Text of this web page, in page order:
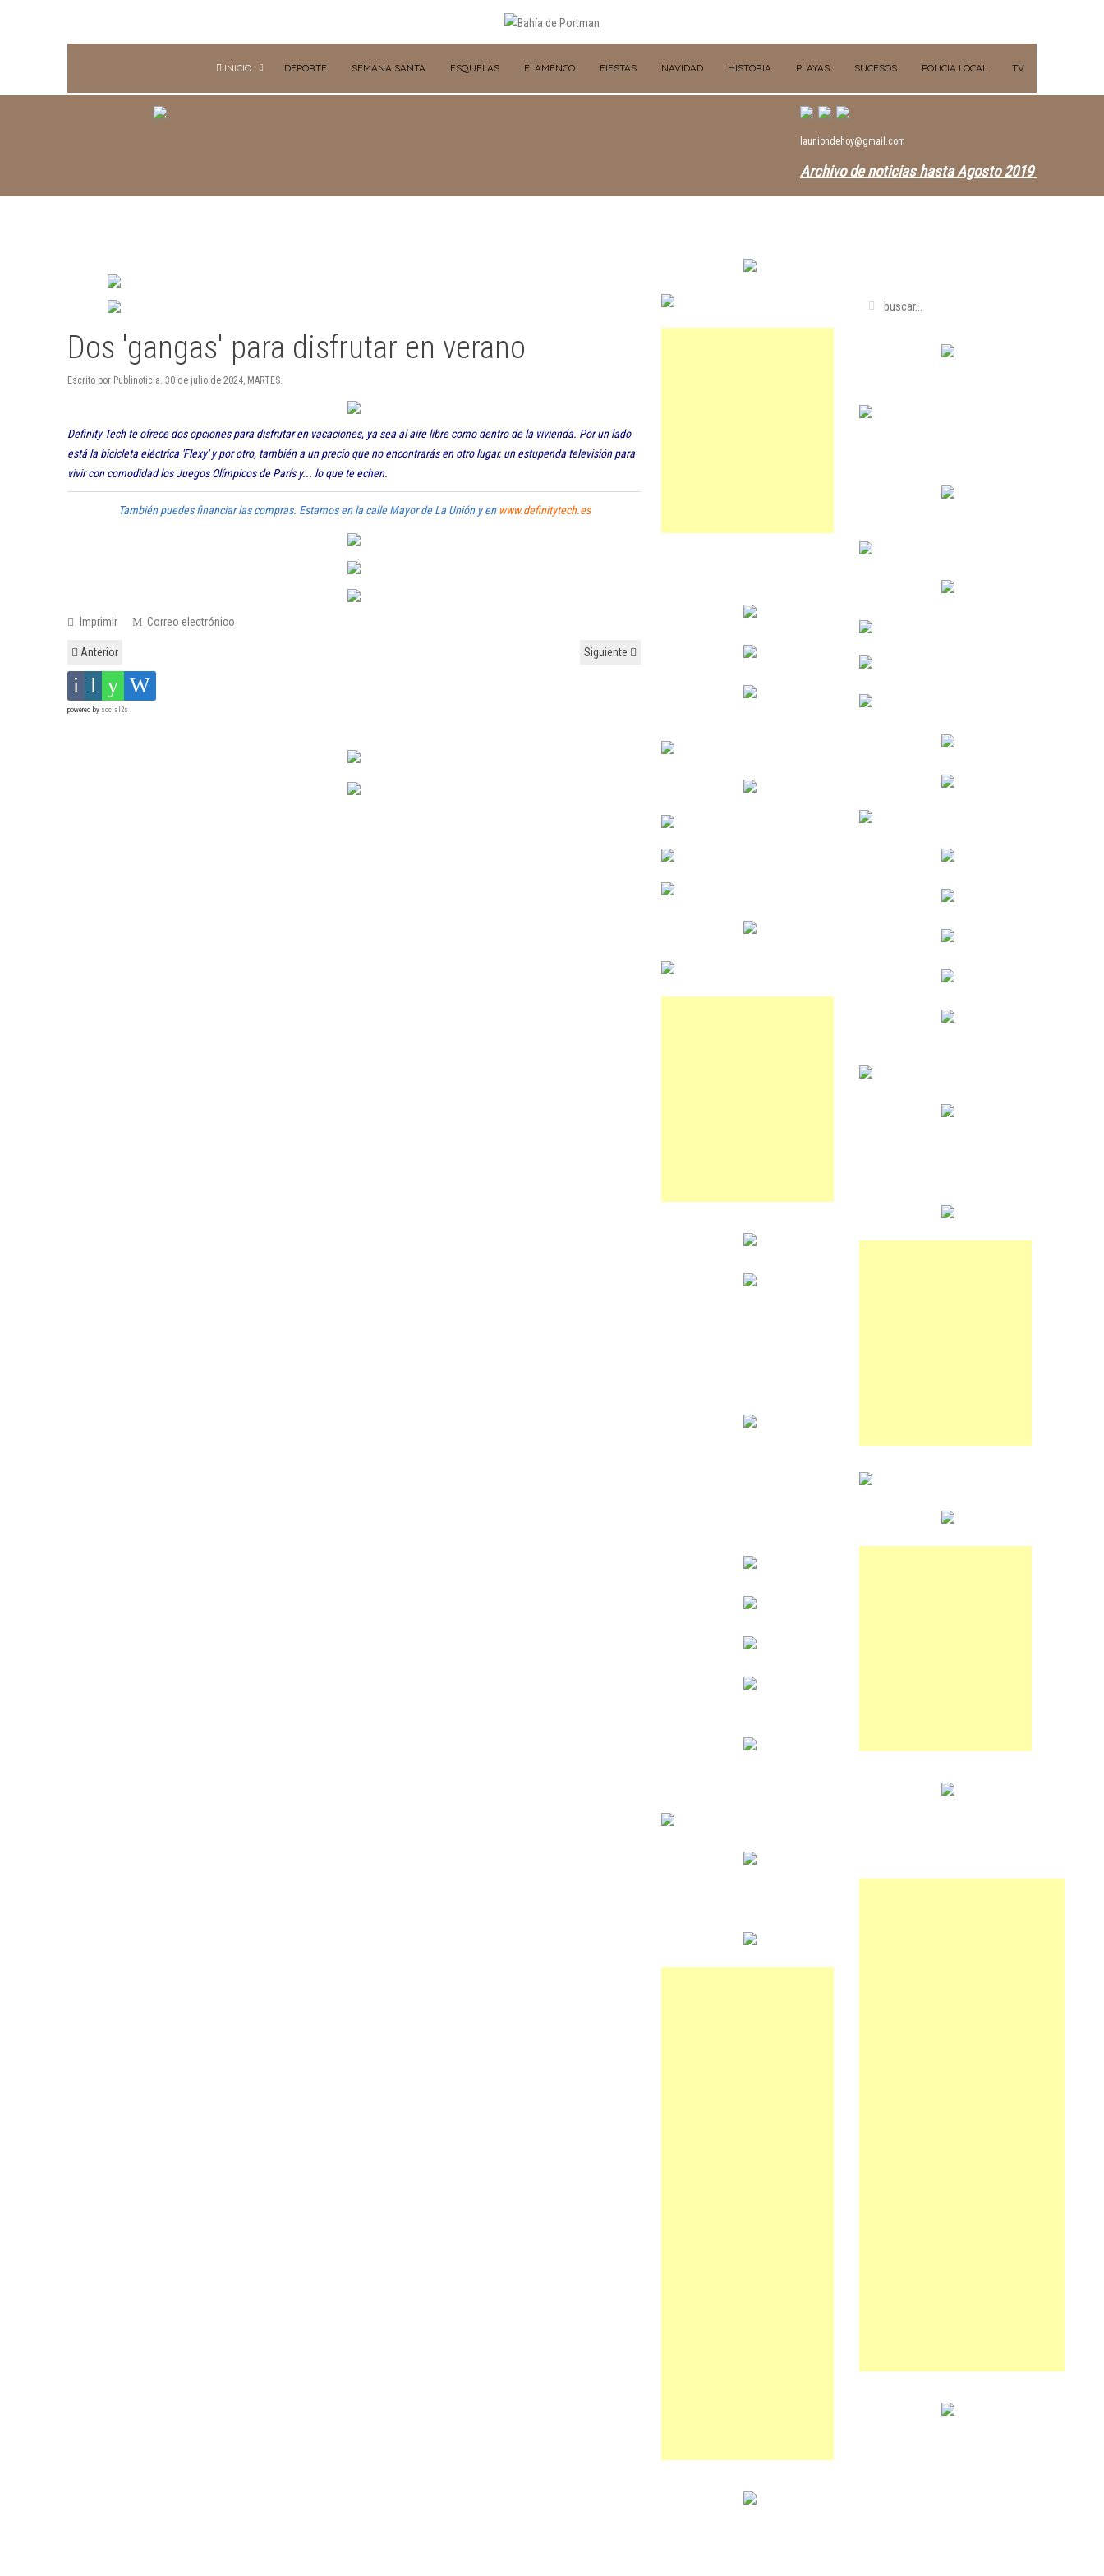
INICIO DEPORTE SEMANA SANTA ESQUELAS FLAMENCO FIESTAS NAVIDAD HISTORIA PLAYAS SUCESOS POLICIA LOCAL TV
launiondehoy@gmail.com
Archivo de noticias hasta Agosto 2019
Dos 'gangas' para disfrutar en verano
Escrito por Publinoticia. 30 de julio de 2024, MARTES.
Definity Tech te ofrece dos opciones para disfrutar en vacaciones, ya sea al aire libre como dentro de la vivienda. Por un lado
está la bicicleta eléctrica 'Flexy' y por otro, también a un precio que no encontrarás en otro lugar, un estupenda televisión para
vivir con comodidad los Juegos Olímpicos de París y... lo que te echen.
También puedes financiar las compras. Estamos en la calle Mayor de La Unión y en www.definitytech.es
Imprimir Correo electrónico
Anterior Siguiente
powered by social2s